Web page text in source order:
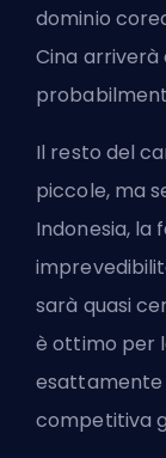
dominio
Cina arriverà
Il resto del
piccole, ma
Indonesia, la
sarà quasi
è ottimo per
esattamente
competitiva